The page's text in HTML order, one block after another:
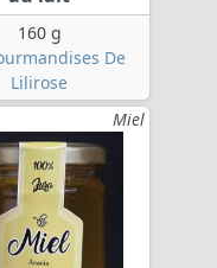
160 g
De
Lilirose
Miel